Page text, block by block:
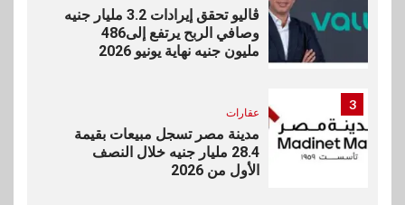
ڤاليو تحقق إيرادات 3.2 مليار جنيه
وصافي الربح يرتفع إلى486
مليون جنيه نهاية يونيو 2026
3
عقارات
مدينة مصر تسجل مبيعات بقيمة
28.4 مليار جنيه خلال النصف
الأول من 2026